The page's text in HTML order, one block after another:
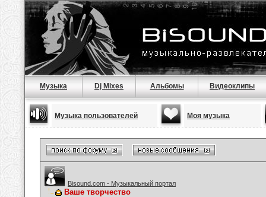
Музыка Dj Mixes Альбомы Видеоклипы
Музыка пользователей Моя музыка
Bisound.com - Музыкальный портал
Ваше творчество